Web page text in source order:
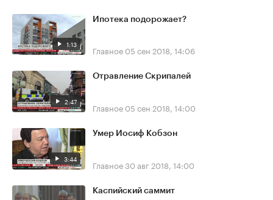
1:13
Ипотека подорожает?
Главное 05 сен 2018, 14:06
2:47
Отравление Скрипалей
Главное 05 сен 2018, 14:00
3:44
Умер Иосиф Кобзон
Главное30 авг 2018, 14:00
Каспийский саммит